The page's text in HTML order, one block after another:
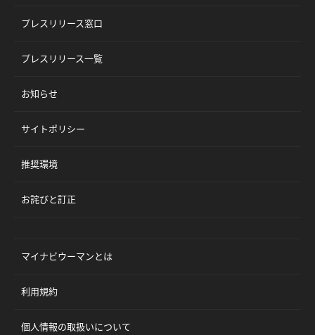
プレスリリース窓口
プレスリリース一覧
お知らせ
サイトポリシー
推奨環境
お詫びと訂正
マイナビウーマンとは
利用規約
個人情報の取扱いについて